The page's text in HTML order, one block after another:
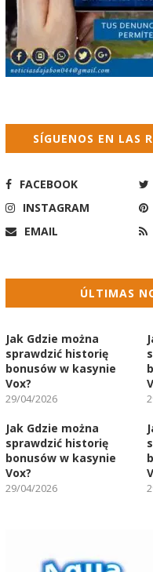
SÍGUENOS EN LAS
FACEBOOK
INSTAGRAM
EMAIL
ÚLTIMAS
Jak Gdzie można
sprawdzić historię
bonusów w kasynie
Vox?
29/04/2026
Jak Gdzie można
sprawdzić historię
bonusów w kasynie
Vox?
29/04/2026